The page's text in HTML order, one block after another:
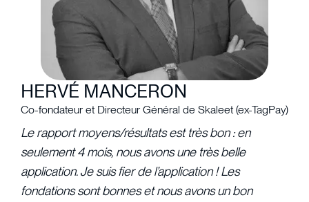
HERVÉ MANCERON
Co-fondateur et Directeur Général de Skaleet (ex-TagPay)
Le rapport moyens/résultats est très bon : en
seulement 4 mois, nous avons une très belle
application. Je suis fier de l’application ! Les
fondations sont bonnes et nous avons un bon